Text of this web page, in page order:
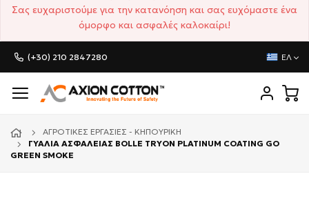
Σας ευχαριστούμε για την κατανόηση και σας ευχόμαστε ένα
όμορφο και ασφαλές καλοκαίρι!
(+30) 210 2847280 ΕΛ
ΑΓΡΟΤΙΚΈΣ ΕΡΓΑΣΊΕΣ - ΚΗΠΟΥΡΙΚΉ
ΓΥΑΛΙΑ ΑΣΦΑΛΕΙΑΣ BOLLE TRYON PLATINUM COATING GO
GREEN SMOKE